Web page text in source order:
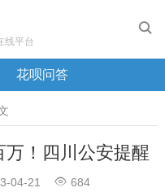

线平台
花呗问答
！四川公安提醒
04-21  684